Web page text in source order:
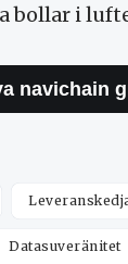
bollar i
navichain
Datasuveränitet